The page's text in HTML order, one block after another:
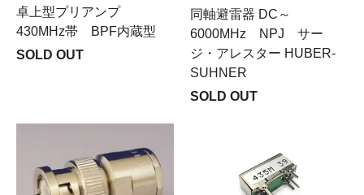
卓上型プリアンプ
430MHz帯 BPF内蔵型
SOLD OUT
同軸避雷器 DC～
6000MHz NPJ サー
ジ・アレスター HUBER-
SUHNER
SOLD OUT